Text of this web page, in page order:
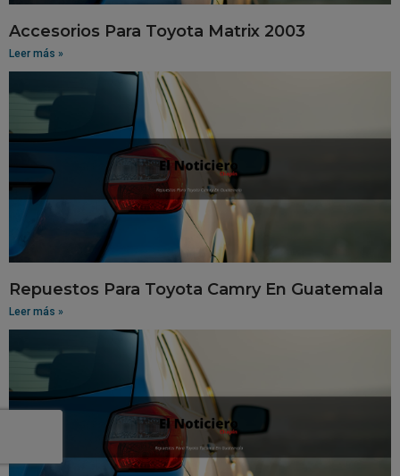
Accesorios Para Toyota Matrix 2003
Leer más »
Repuestos Para Toyota Camry En Guatemala
Leer más »